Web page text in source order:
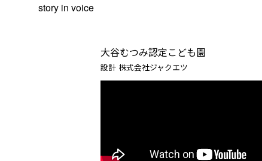
story in voice
大谷むつみ認定こども園
設計 株式会社ジャクエツ